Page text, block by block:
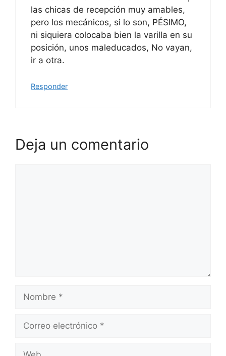
las chicas de recepción muy amables,
pero los mecánicos, si lo son, PÉSIMO,
ni siquiera colocaba bien la varilla en su
posición, unos maleducados, No vayan,
ir a otra.
Responder
Deja un comentario
Nombre
Correo
Web